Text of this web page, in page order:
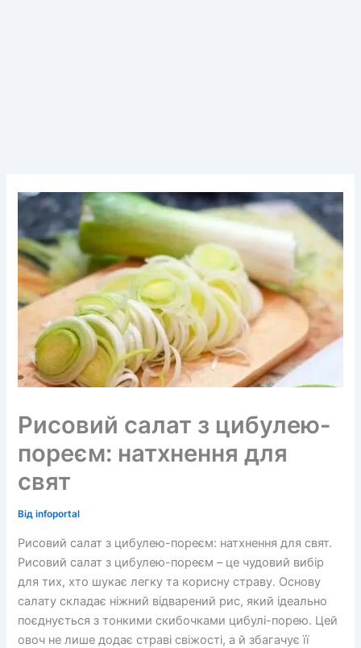
Рисовий салат з цибулею-
пореєм: натхнення для
свят
Відinfoportal
Рисовий салат з цибулею-пореєм: натхнення для свят.
Рисовий салат з цибулею-пореєм – це чудовий вибір
для тих, хто шукає легку та корисну страву. Основу
салату складає ніжний відварений рис, який ідеально
поєднується з тонкими скибочками цибулі-порею. Цей
овоч не лише додає страві свіжості, а й збагачує її